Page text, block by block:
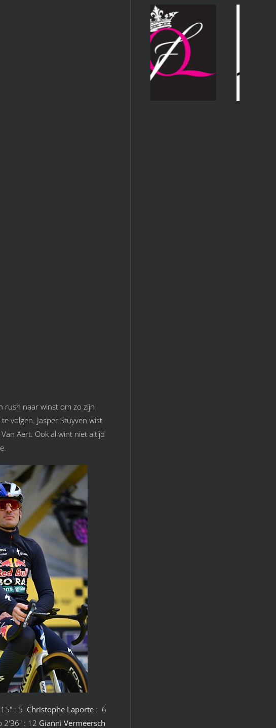
rush naar winst om zo zijn
volgen. Jasper Stuyven wist
Aert. Ook al wint niet altijd
: 5 Christophe Laporte : 6
2'36" : 12 Gianni Vermeersch